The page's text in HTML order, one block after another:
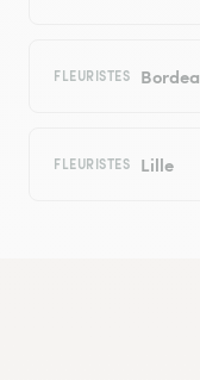
FLEURISTES
FLEURISTES Lille